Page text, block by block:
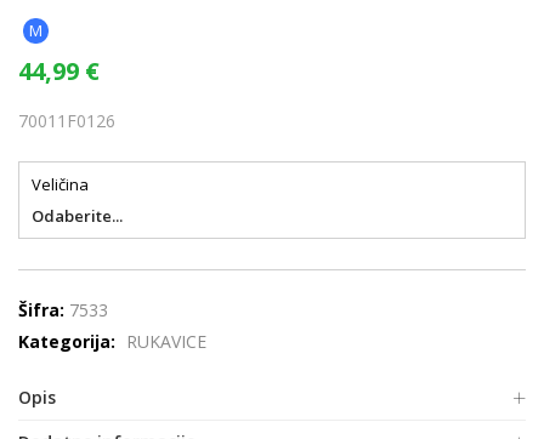
M
44,99 €
70011F0126
Veličina
Odaberite...
Šifra: 7533
Kategorija:
RUKAVICE
Opis